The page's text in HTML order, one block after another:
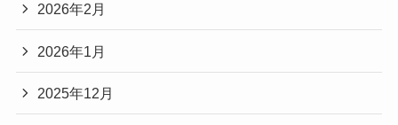
2026年2月
2026年1月
2025年12月